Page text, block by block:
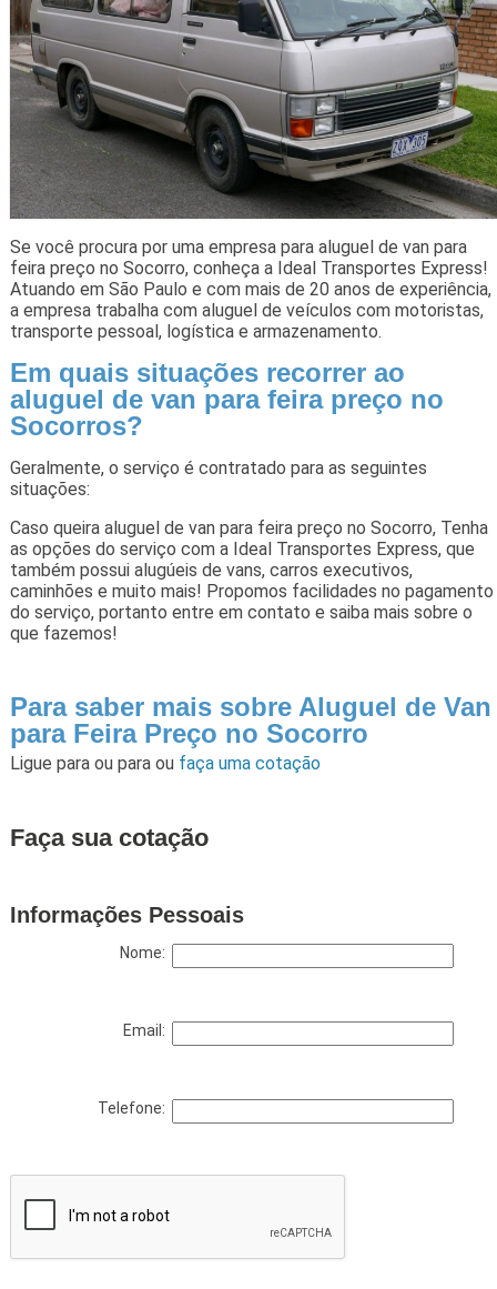
Se você procura por uma empresa para aluguel de van para
feira preço no Socorro, conheça a Ideal Transportes Express!
Atuando em São Paulo e com mais de 20 anos de experiência,
a empresa trabalha com aluguel de veículos com motoristas,
transporte pessoal, logística e armazenamento.
Em quais situações recorrer ao
aluguel de van para feira preço no
Socorros?
Geralmente, o serviço é contratado para as seguintes
situações:
Caso queira aluguel de van para feira preço no Socorro, Tenha
as opções do serviço com a Ideal Transportes Express, que
também possui alugúeis de vans, carros executivos,
caminhões e muito mais! Propomos facilidades no pagamento
do serviço, portanto entre em contato e saiba mais sobre o
que fazemos!
Para saber mais sobre Aluguel de Van
para Feira Preço no Socorro
Ligue para ou para ou faça uma cotação
Faça sua cotação
Informações Pessoais
Nome:
Email:
Telefone: